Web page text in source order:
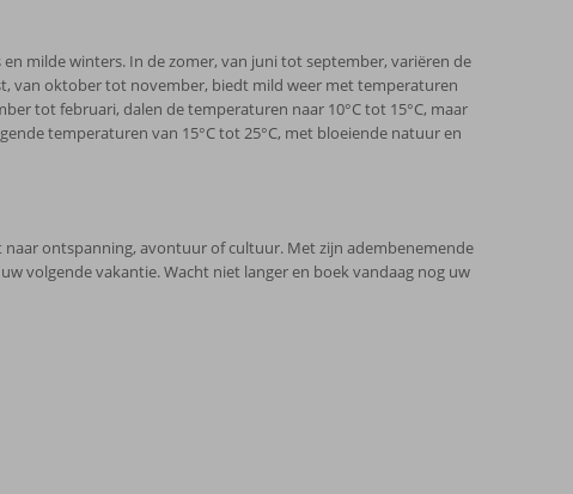
milde winters. In de zomer, van juni tot september, variëren de
van oktober tot november, biedt mild weer met temperaturen
tot februari, dalen de temperaturen naar 10°C tot 15°C, maar
temperaturen van 15°C tot 25°C, met bloeiende natuur en
ontspanning, avontuur of cultuur. Met zijn adembenemende
volgende vakantie. Wacht niet langer en boek vandaag nog uw